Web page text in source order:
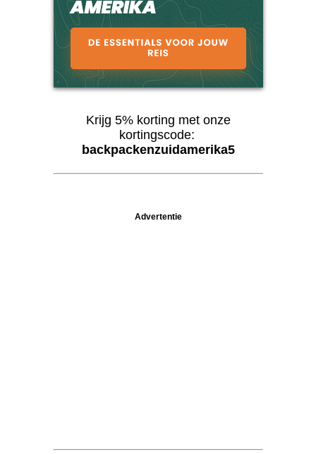
Krijg 5% korting met onze
kortingscode:
backpackenzuidamerika5
Advertentie